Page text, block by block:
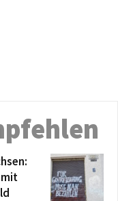
mit